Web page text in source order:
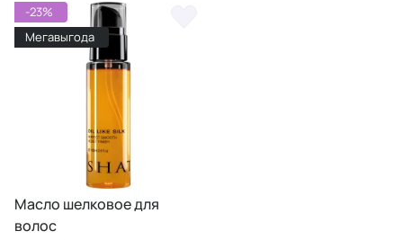
-23%
Мегавыгода
Масло шелковое для
волос